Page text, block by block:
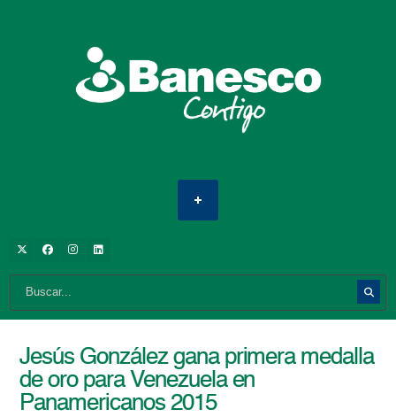
Jesús González gana primera medalla
de oro para Venezuela en
Panamericanos 2015